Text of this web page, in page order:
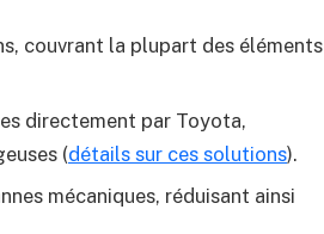
couvrant la plupart des éléments
directement par Toyota,
(détails sur ces solutions).
mécaniques, réduisant ainsi